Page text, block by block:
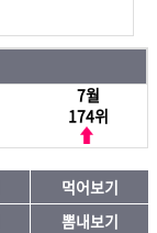
7월
174위
먹어보기
뽐내보기